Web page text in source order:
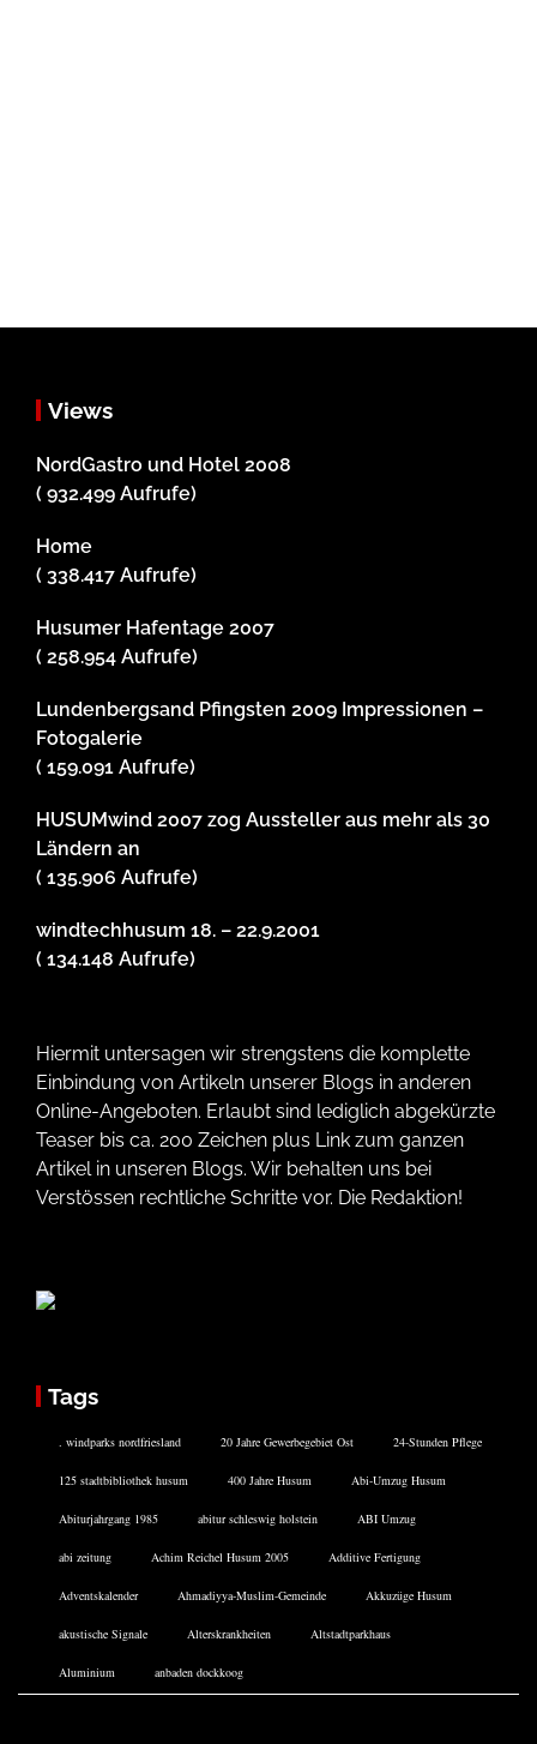
Views
NordGastro und Hotel 2008
( 932.499 Aufrufe)
Home
( 338.417 Aufrufe)
Husumer Hafentage 2007
( 258.954 Aufrufe)
Lundenbergsand Pfingsten 2009 Impressionen –
Fotogalerie
( 159.091 Aufrufe)
HUSUMwind 2007 zog Aussteller aus mehr als 30
Ländern an
( 135.906 Aufrufe)
windtechhusum 18. – 22.9.2001
( 134.148 Aufrufe)
Hiermit untersagen wir strengstens die komplette
Einbindung von Artikeln unserer Blogs in anderen
Online-Angeboten. Erlaubt sind lediglich abgekürzte
Teaser bis ca. 200 Zeichen plus Link zum ganzen
Artikel in unseren Blogs. Wir behalten uns bei
Verstössen rechtliche Schritte vor. Die Redaktion!
Tags
. windparks nordfriesland 20 Jahre Gewerbegebiet Ost 24-Stunden Pflege
125 stadtbibliothek husum 400 Jahre Husum Abi-Umzug Husum
Abiturjahrgang 1985 abitur schleswig holstein ABI Umzug
abi zeitung Achim Reichel Husum 2005 Additive Fertigung
Adventskalender Ahmadiyya-Muslim-Gemeinde Akkuzüge Husum
akustische Signale Alterskrankheiten Altstadtparkhaus
Aluminium anbaden dockkoog